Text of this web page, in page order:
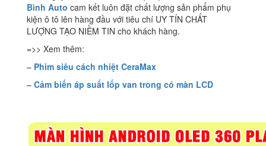
Bình Auto cam kết luôn đặt chất lượng sản phẩm phụ
kiện ô tô lên hàng đầu với tiêu chí UY TÍN CHẤT
LƯỢNG TẠO NIỀM TIN cho khách hàng.
=>> Xem thêm:
– Phim siêu cách nhiệt CeraMax
– Cảm biến áp suất lốp van trong có màn LCD